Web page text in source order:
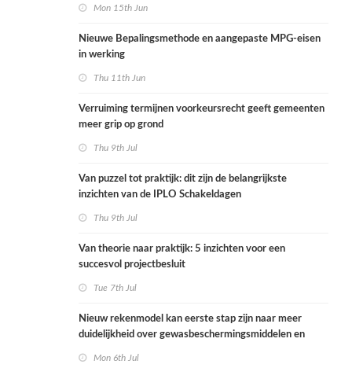
Mon 15th Jun
Nieuwe Bepalingsmethode en aangepaste MPG-eisen
in werking
Thu 11th Jun
Verruiming termijnen voorkeursrecht geeft gemeenten
meer grip op grond
Thu 9th Jul
Van puzzel tot praktijk: dit zijn de belangrijkste
inzichten van de IPLO Schakeldagen
Thu 9th Jul
Van theorie naar praktijk: 5 inzichten voor een
succesvol projectbesluit
Tue 7th Jul
Nieuw rekenmodel kan eerste stap zijn naar meer
duidelijkheid over gewasbeschermingsmiddelen en
Mon 6th Jul